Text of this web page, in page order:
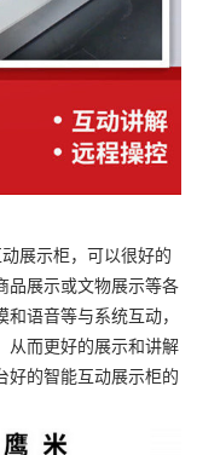
展示柜，可以很好的
品展示或文物展示等各
语音等与系统互动，
从而更好的展示和讲解
好的智能互动展示柜的